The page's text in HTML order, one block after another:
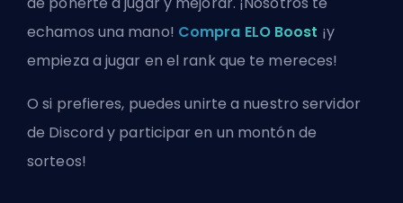
echamos una mano! Compra ELO Boost ¡y
empieza a jugar en el rank que te mereces!
O si prefieres, puedesunirte a nuestro servidor
de Discord y participar en un montón de
sorteos!